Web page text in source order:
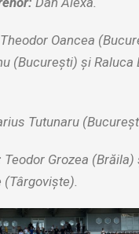
Theodor Oancea
(București) și Raluca
Tutunaru
Teodor Grozea (Brăila)
(Târgoviște).